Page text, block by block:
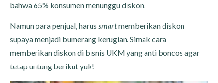
bahwa 65% konsumen menunggu diskon.
Namun para penjual, harus smartmemberikan diskon
supaya menjadi bumerang kerugian. Simak cara
memberikan diskon di bisnis UKM yang anti boncos agar
tetap untung berikut yuk!